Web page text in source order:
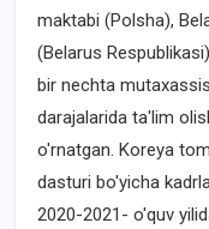
maktabi (Polsha),
(Belarus
bir nechta
darajalarida ta'lim
o'rnatgan. Koreya
dasturi bo'yicha
2020-2021- o'quv